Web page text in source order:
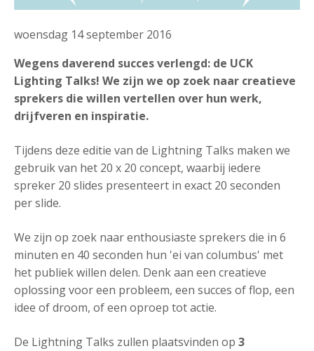
woensdag 14 september 2016
Wegens daverend succes verlengd: de UCK
Lighting Talks! We zijn we op zoek naar creatieve
sprekers die willen vertellen over hun werk,
drijfveren en inspiratie.
Tijdens deze editie van de Lightning Talks maken we
gebruik van het 20 x 20 concept, waarbij iedere
spreker 20 slides presenteert in exact 20 seconden
per slide.
We zijn op zoek naar enthousiaste sprekers die in 6
minuten en 40 seconden hun 'ei van columbus' met
het publiek willen delen. Denk aan een creatieve
oplossing voor een probleem, een succes of flop, een
idee of droom, of een oproep tot actie.
De Lightning Talks zullen plaatsvinden op 3